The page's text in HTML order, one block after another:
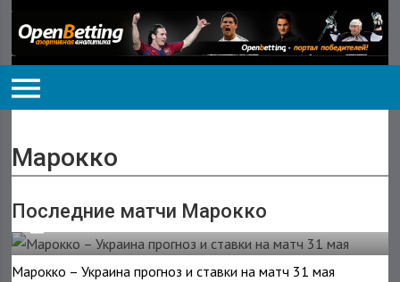
Марокко
Последние матчи Марокко
Марокко – Украина прогноз и ставки на матч 31 мая